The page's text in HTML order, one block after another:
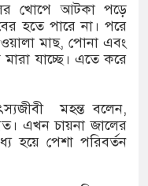
খোপে আটকা পড়ে
হতে পারে না। পরে
মাছ, পোনা এবং
যাচ্ছে। এতে করে
মহন্ত বলেন,
এখন চায়না জালের
হয়ে পেশা পরিবর্তন